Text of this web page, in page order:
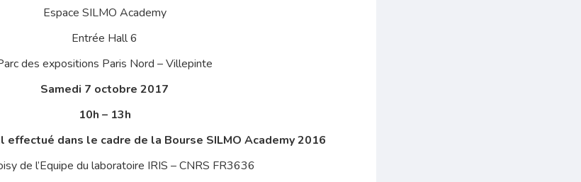
Espace SILMO Academy
Entrée Hall 6
des expositions Paris Nord – Villepinte
Samedi 7 octobre 2017
10h – 13h
dans le cadre de la Bourse SILMO Academy 2016
de l’Equipe du laboratoire IRIS – CNRS FR3636